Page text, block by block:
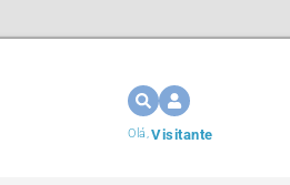
Olá,Visitante